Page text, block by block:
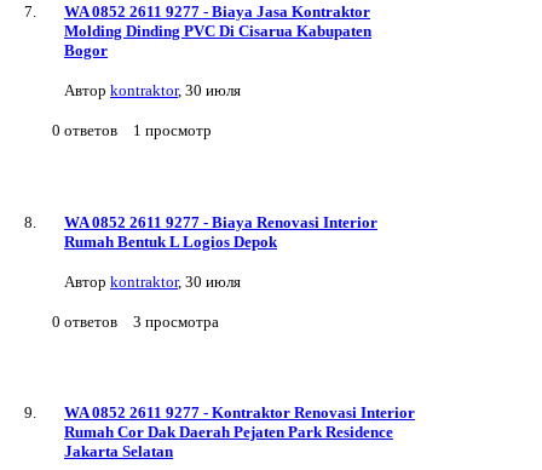
WA 0852 2611 9277 - Biaya Jasa Kontraktor
Molding Dinding PVC Di Cisarua Kabupaten
Bogor
Автор kontraktor, 30 июля
0 ответов 1 просмотр
WA 0852 2611 9277 - Biaya Renovasi Interior
Rumah Bentuk L Logios Depok
Автор kontraktor, 30 июля
0 ответов 3 просмотра
WA 0852 2611 9277 - Kontraktor Renovasi Interior
Rumah Cor Dak Daerah Pejaten Park Residence
Jakarta Selatan